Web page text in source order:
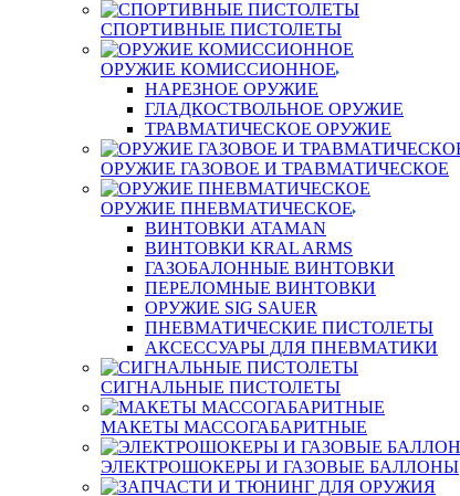
СПОРТИВНЫЕ ПИСТОЛЕТЫ
ОРУЖИЕ КОМИССИОННОЕ
НАРЕЗНОЕ ОРУЖИЕ
ГЛАДКОСТВОЛЬНОЕ ОРУЖИЕ
ТРАВМАТИЧЕСКОЕ ОРУЖИЕ
ОРУЖИЕ ГАЗОВОЕ И ТРАВМАТИЧЕСКОЕ
ОРУЖИЕ ПНЕВМАТИЧЕСКОЕ
ВИНТОВКИ ATAMAN
ВИНТОВКИ KRAL ARMS
ГАЗОБАЛОННЫЕ ВИНТОВКИ
ПЕРЕЛОМНЫЕ ВИНТОВКИ
ОРУЖИЕ SIG SAUER
ПНЕВМАТИЧЕСКИЕ ПИСТОЛЕТЫ
АКСЕССУАРЫ ДЛЯ ПНЕВМАТИКИ
СИГНАЛЬНЫЕ ПИСТОЛЕТЫ
МАКЕТЫ МАССОГАБАРИТНЫЕ
ЭЛЕКТРОШОКЕРЫ И ГАЗОВЫЕ БАЛЛОНЫ